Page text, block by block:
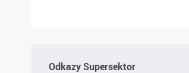
Odkazy Supersektor